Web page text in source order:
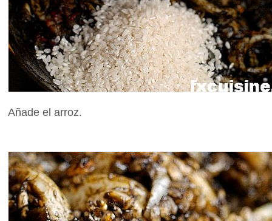
Añade el arroz.